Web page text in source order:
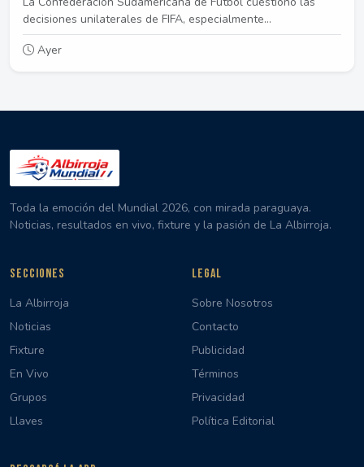
decisiones unilaterales de FIFA, especialmente...
Ayer
Toda la emoción del Mundial 2026, con mirada paraguaya.
Noticias, resultados en vivo, fixture y la pasión de La Albirroja.
SECCIONES
La Albirroja
Noticias
Fixture
En Vivo
Grupos
Llaves
LEGAL
Sobre Nosotros
Contacto
Publicidad
Términos
Privacidad
Política Editorial